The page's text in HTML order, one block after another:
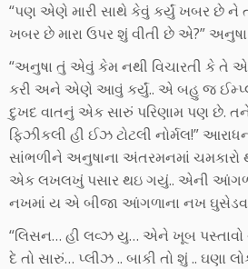
“પણ એણે મારી સાથે કેવું કર્યું ખબર છે ને
ખબર છે મારા ઉપર શું વીતી છે એ?”
“અનુષા તું એવું કેમ નથી વિચારતી કે તે
કરી અને એણે આવું કર્યું.. એ બહુ જ
દુખદ વાતનું એક સારું પરિણામ પણ છે.
ફિઝીકલી હી ઈઝ ટોટલી નોર્મલ!”
સાંભળીને અનુષાના અંતરમનમાં ચમકારો
એક લખલખું પસાર થઇ ગયું.. એની
નખમાં ય એ બીજા આંગળાના નખ
“લિસન… હી લવ્ઝ યુ… એને ખૂબ પસ્તાવો
દે તો સારું… પ્લીઝ .. બાકી તો શું .. ઘણા